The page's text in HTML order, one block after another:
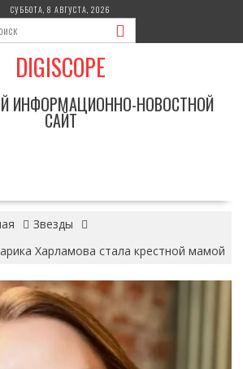
СУББОТА, 8 АВГУСТА, 2026
DIGISCOPE
ИНФОРМАЦИОННО-НОВОСТНОЙ
САЙТ
Звезды
Харламова стала крестной мамой